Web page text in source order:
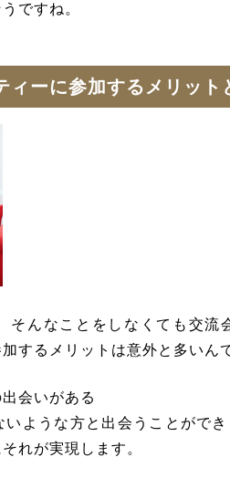
ですね。
ィーに参加するメリット
そんなことをしなくても交
するメリットは意外と多いん
会いがある
ような方と出会うことがで
れが実現します。